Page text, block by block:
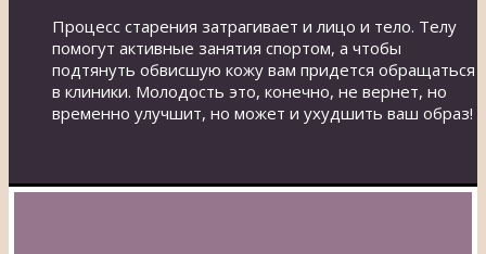
Процесс старения затрагивает и лицо и тело. Телу
помогут активные занятия спортом, а чтобы
подтянуть обвисшую кожу вам придется обращаться
в клиники. Молодость это, конечно, не вернет, но
временно улучшит, но может и ухудшить ваш образ!